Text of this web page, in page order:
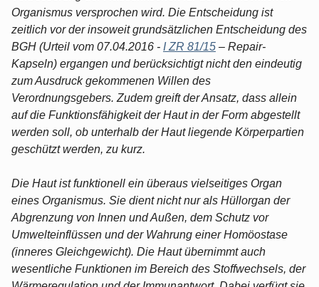
Organismus versprochen wird. Die Entscheidung ist
zeitlich vor der insoweit grundsätzlichen Entscheidung des
BGH (Urteil vom 07.04.2016 - I ZR 81/15 – Repair-
Kapseln) ergangen und berücksichtigt nicht den eindeutig
zum Ausdruck gekommenen Willen des
Verordnungsgebers. Zudem greift der Ansatz, dass allein
auf die Funktionsfähigkeit der Haut in der Form abgestellt
werden soll, ob unterhalb der Haut liegende Körperpartien
geschützt werden, zu kurz.
Die Haut ist funktionell ein überaus vielseitiges Organ
eines Organismus. Sie dient nicht nur als Hüllorgan der
Abgrenzung von Innen und Außen, dem Schutz vor
Umwelteinflüssen und der Wahrung einer Homöostase
(inneres Gleichgewicht). Die Haut übernimmt auch
wesentliche Funktionen im Bereich des Stoffwechsels, der